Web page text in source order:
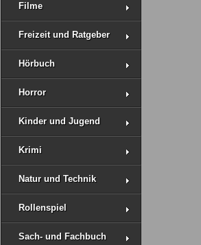
Filme
Freizeit und Ratgeber
Hörbuch
Horror
Kinder und Jugend
Krimi
Natur und Technik
Rollenspiel
Sach- und Fachbuch